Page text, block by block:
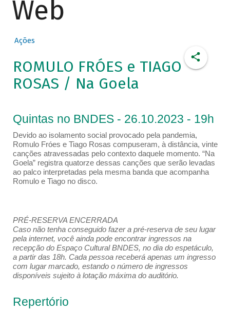
Web
Ações
ROMULO FRÓES e TIAGO
ROSAS / Na Goela
Quintas no BNDES - 26.10.2023 - 19h
Devido ao isolamento social provocado pela pandemia,
Romulo Fróes e Tiago Rosas compuseram, à distância, vinte
canções atravessadas pelo contexto daquele momento. “Na
Goela” registra quatorze dessas canções que serão levadas
ao palco interpretadas pela mesma banda que acompanha
Romulo e Tiago no disco.
PRÉ-RESERVA ENCERRADA
Caso não tenha conseguido fazer a pré-reserva de seu lugar
pela internet, você ainda pode encontrar ingressos na
recepção do Espaço Cultural BNDES, no dia do espetáculo,
a partir das 18h. Cada pessoa receberá apenas um ingresso
com lugar marcado, estando o número de ingressos
disponíveis sujeito à lotação máxima do auditório.
Repertório